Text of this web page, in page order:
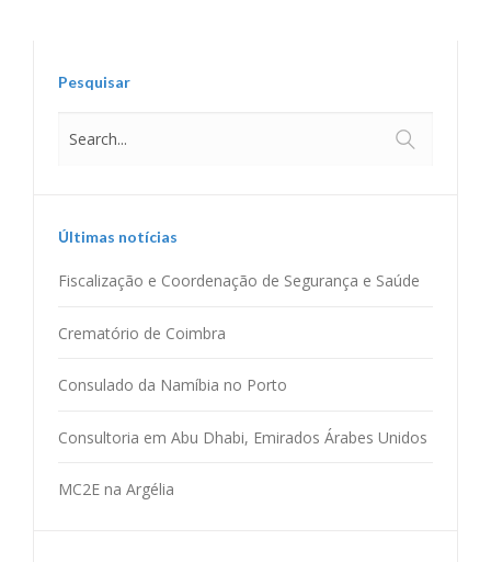
Pesquisar
Últimas notícias
Fiscalização e Coordenação de Segurança e Saúde
Crematório de Coimbra
Consulado da Namíbia no Porto
Consultoria em Abu Dhabi, Emirados Árabes Unidos
MC2E na Argélia